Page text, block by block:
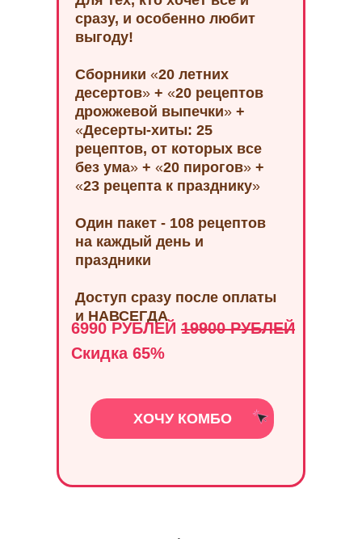
сразу, и особенно любит
выгоду!
Сборники «20 летних
десертов» + «20 рецептов
дрожжевой выпечки» +
«Десерты-хиты: 25
рецептов, от которых все
без ума» + «20 пирогов» +
«23 рецепта к празднику»
Один пакет - 108 рецептов
на каждый день и
праздники
Доступ сразу после оплаты
и НАВСЕГДА
6990 РУБЛЕЙ 19900 РУБЛЕЙ
Скидка 65%
ХОЧУ КОМБО